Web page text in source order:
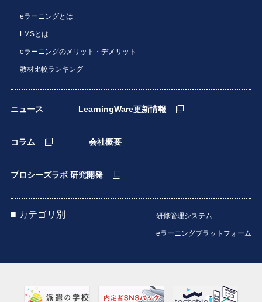
eラーニングとは
LMSとは
eラーニングのメリット・デメリット
教材比較ランキング
ニュース LearningWare更新情報
コラム 会社概要
プロシーズラボ 研究開発
■ カテゴリ別 研修管理システム
eラーニングプラットフォーム